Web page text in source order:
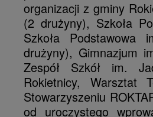
organizacji z gminy
(2 drużyny), Szkoła
Szkoła
drużyny), Gimnazjum
Zespół Szkół im.
Rokietnicy, Warsztat
Stowarzyszeniu
od uroczystego